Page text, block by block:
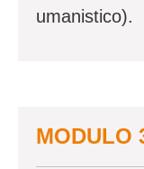
umanistico).
MODULO